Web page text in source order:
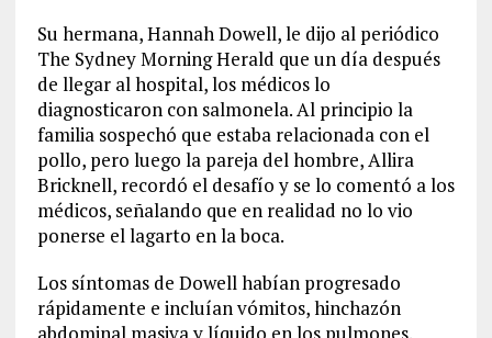
Su hermana, Hannah Dowell, le dijo al periódico
The Sydney Morning Herald que un día después
de llegar al hospital, los médicos lo
diagnosticaron con salmonela. Al principio la
familia sospechó que estaba relacionada con el
pollo, pero luego la pareja del hombre, Allira
Bricknell, recordó el desafío y se lo comentó a los
médicos, señalando que en realidad no lo vio
ponerse el lagarto en la boca.
Los síntomas de Dowell habían progresado
rápidamente e incluían vómitos, hinchazón